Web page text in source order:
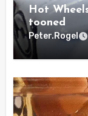
Hot
tooned
Peter.Rogel